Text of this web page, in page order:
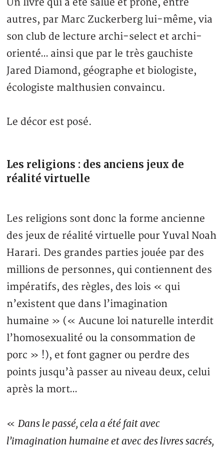
Un livre qui a été salué et prôné, entre
autres, par Marc Zuckerberg lui-même, via
son club de lecture archi-select et archi-
orienté… ainsi que par le très gauchiste
Jared Diamond, géographe et biologiste,
écologiste malthusien convaincu.
Le décor est posé.
Les religions : des anciens jeux de
réalité virtuelle
Les religions sont donc la forme ancienne
des jeux de réalité virtuelle pour Yuval Noah
Harari. Des grandes parties jouée par des
millions de personnes, qui contiennent des
impératifs, des règles, des lois « qui
n’existent que dans l’imagination
humaine » (« Aucune loi naturelle interdit
l’homosexualité ou la consommation de
porc » !), et font gagner ou perdre des
points jusqu’à passer au niveau deux, celui
après la mort…
«Dans le passé, cela a été fait avec
l’imagination humaine et avec des livres sacrés,